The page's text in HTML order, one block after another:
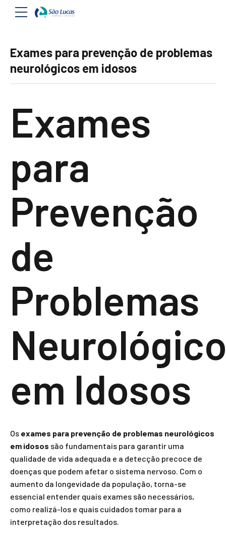
Exames para prevenção de problemas
neurológicos em idosos
Exames
para
Prevenção
de
Problemas
em Idosos
Os exames para prevenção de problemas neurológicos
em idosos são fundamentais para garantir uma
qualidade de vida adequada e a detecção precoce de
doenças que podem afetar o sistema nervoso. Com o
aumento da longevidade da população, torna-se
essencial entender quais exames são necessários,
como realizá-los e quais cuidados tomar para a
interpretação dos resultados.